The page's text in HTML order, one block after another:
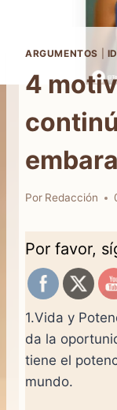
ARGUMENTOS
4
Por Redacción
Por favor,
1.Vida y
da la
tiene el
mundo.